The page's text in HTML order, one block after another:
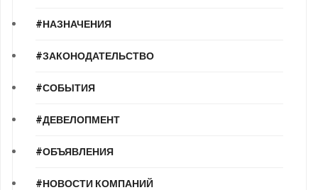
#НАЗНАЧЕНИЯ
#ЗАКОНОДАТЕЛЬСТВО
#СОБЫТИЯ
#ДЕВЕЛОПМЕНТ
#ОБЪЯВЛЕНИЯ
#НОВОСТИ КОМПАНИЙ